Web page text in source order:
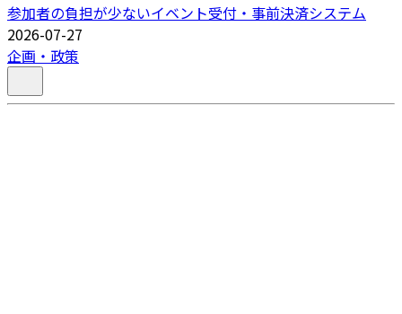
参加者の負担が少ないイベント受付・事前決済システム
2026-07-27
企画・政策